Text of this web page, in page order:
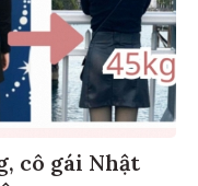
cô gái Nhật